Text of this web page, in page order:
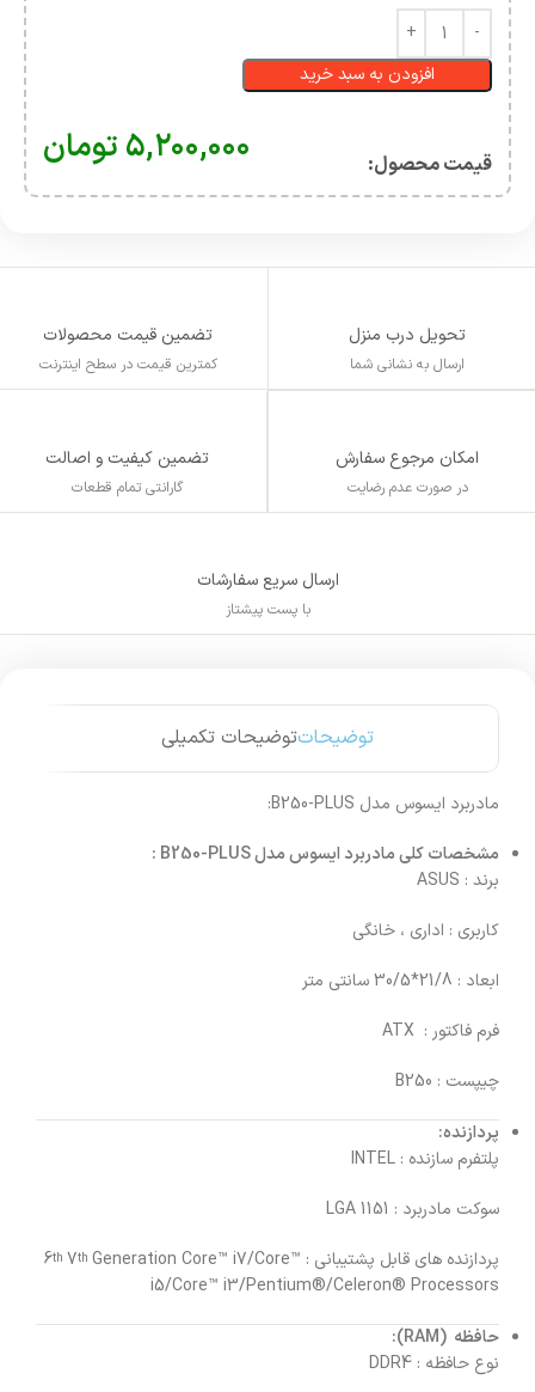
افزودن به سبد خرید
قیمت محصول:​ ۵,۲۰۰,۰۰۰ تومان
تحویل درب منزل
ارسال به نشانی شما
تضمین قیمت محصولات
کمترین قیمت در سطح اینترنت
امکان مرجوع سفارش
در صورت عدم رضایت
تضمین کیفیت و اصالت
گارانتی تمام قطعات
ارسال سریع سفارشات
با پست پیشتاز
توضیحاتتوضیحات تکمیلی
مادربرد ایسوس مدل B250-PLUS:
مشخصات کلی مادربرد ایسوس مدل B250-PLUS
:
برند : ASUS
کاربری : اداری ، خانگی
ابعاد : 21/8*30/5 سانتی متر
فرم فاکتور : ATX
چیپست : B250
پردازنده:
پلتفرم سازنده : INTEL
سوکت مادربرد : LGA 1151
پردازنده های قابل پشتیبانی : 6
th 7th Generation Core™ i7/Core™
i5/Core™ i3/Pentium®/Celeron® Processors
حافظه (RAM):
نوع حافظه : DDR4